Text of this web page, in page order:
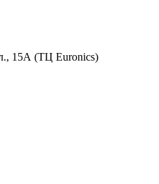
15А (ТЦ Euronics)